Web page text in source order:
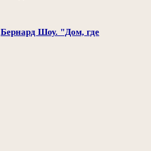
Бернард Шоу. "Дом, где